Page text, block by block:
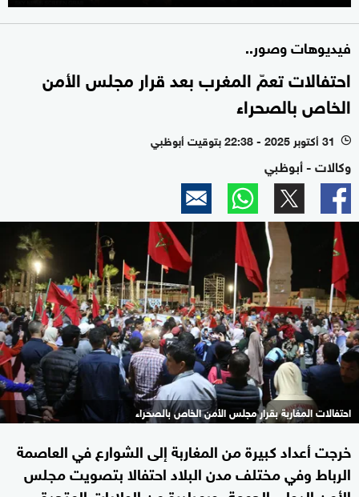
فيديوهات وصور..
احتفالات تعمّ المغرب بعد قرار مجلس الأمن
الخاص بالصحراء
l 31 أكتوبر 2025 - 22:38 بتوقيت أبوظبي
وكالات - أبوظبي
احتفالات المغاربة بقرار مجلس الأمن الخاص بالصحراء
خرجت أعداد كبيرة من المغاربة إلى الشوارع في العاصمة
الرباط وفي مختلف مدن البلاد احتفالا بتصويت مجلس